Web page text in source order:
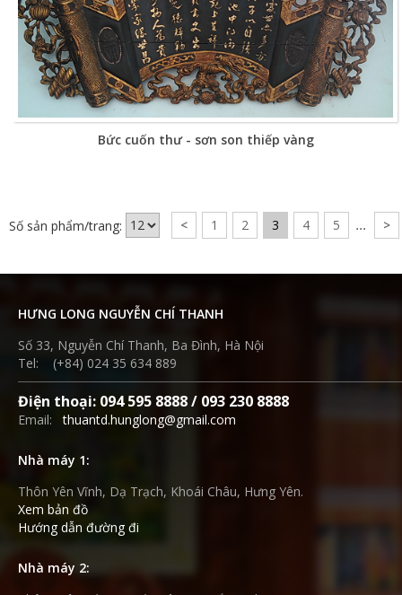
Bức cuốn thư - sơn son thiếp vàng
Số sản phẩm/trang: < 1 2 3 4 5 ... >
HƯNG LONG NGUYỄN CHÍ THANH
Số 33, Nguyễn Chí Thanh, Ba Đình, Hà Nội
Tel: (+84) 024 35 634 889
Điện thoại: 094 595 8888 / 093 230 8888
Email:thuantd.hunglong@gmail.com
Nhà máy 1:
Thôn Yên Vĩnh, Dạ Trạch, Khoái Châu, Hưng Yên.
Xem bản đồ
Hướng dẫn đường đi
Nhà máy 2: